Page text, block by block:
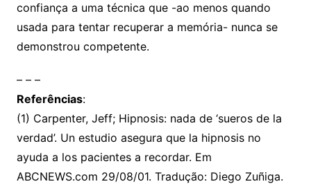
confiança a uma técnica que -ao menos quando
usada para tentar recuperar a memória- nunca se
demonstrou competente.
– – –
Referências:
(1) Carpenter, Jeff; Hipnosis: nada de ‘sueros de la
verdad’. Un estudio asegura que la hipnosis no
ayuda a los pacientes a recordar. Em
ABCNEWS.com 29/08/01. Tradução: Diego Zuñiga.